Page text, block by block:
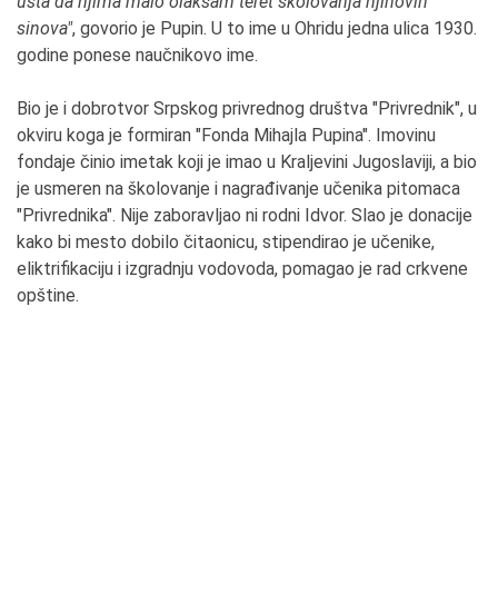
sinova", govorio je Pupin. U to ime u Ohridu jedna ulica 1930.
godine ponese naučnikovo ime.
Bio je i dobrotvor Srpskog privrednog društva "Privrednik", u
okviru koga je formiran "Fonda Mihajla Pupina". Imovinu
fondaje činio imetak koji je imao u Kraljevini Jugoslaviji, a bio
je usmeren na školovanje i nagrađivanje učenika pitomaca
"Privrednika". Nije zaboravljao ni rodni Idvor. Slao je donacije
kako bi mesto dobilo čitaonicu, stipendirao je učenike,
eliktrifikaciju i izgradnju vodovoda, pomagao je rad crkvene
opštine.